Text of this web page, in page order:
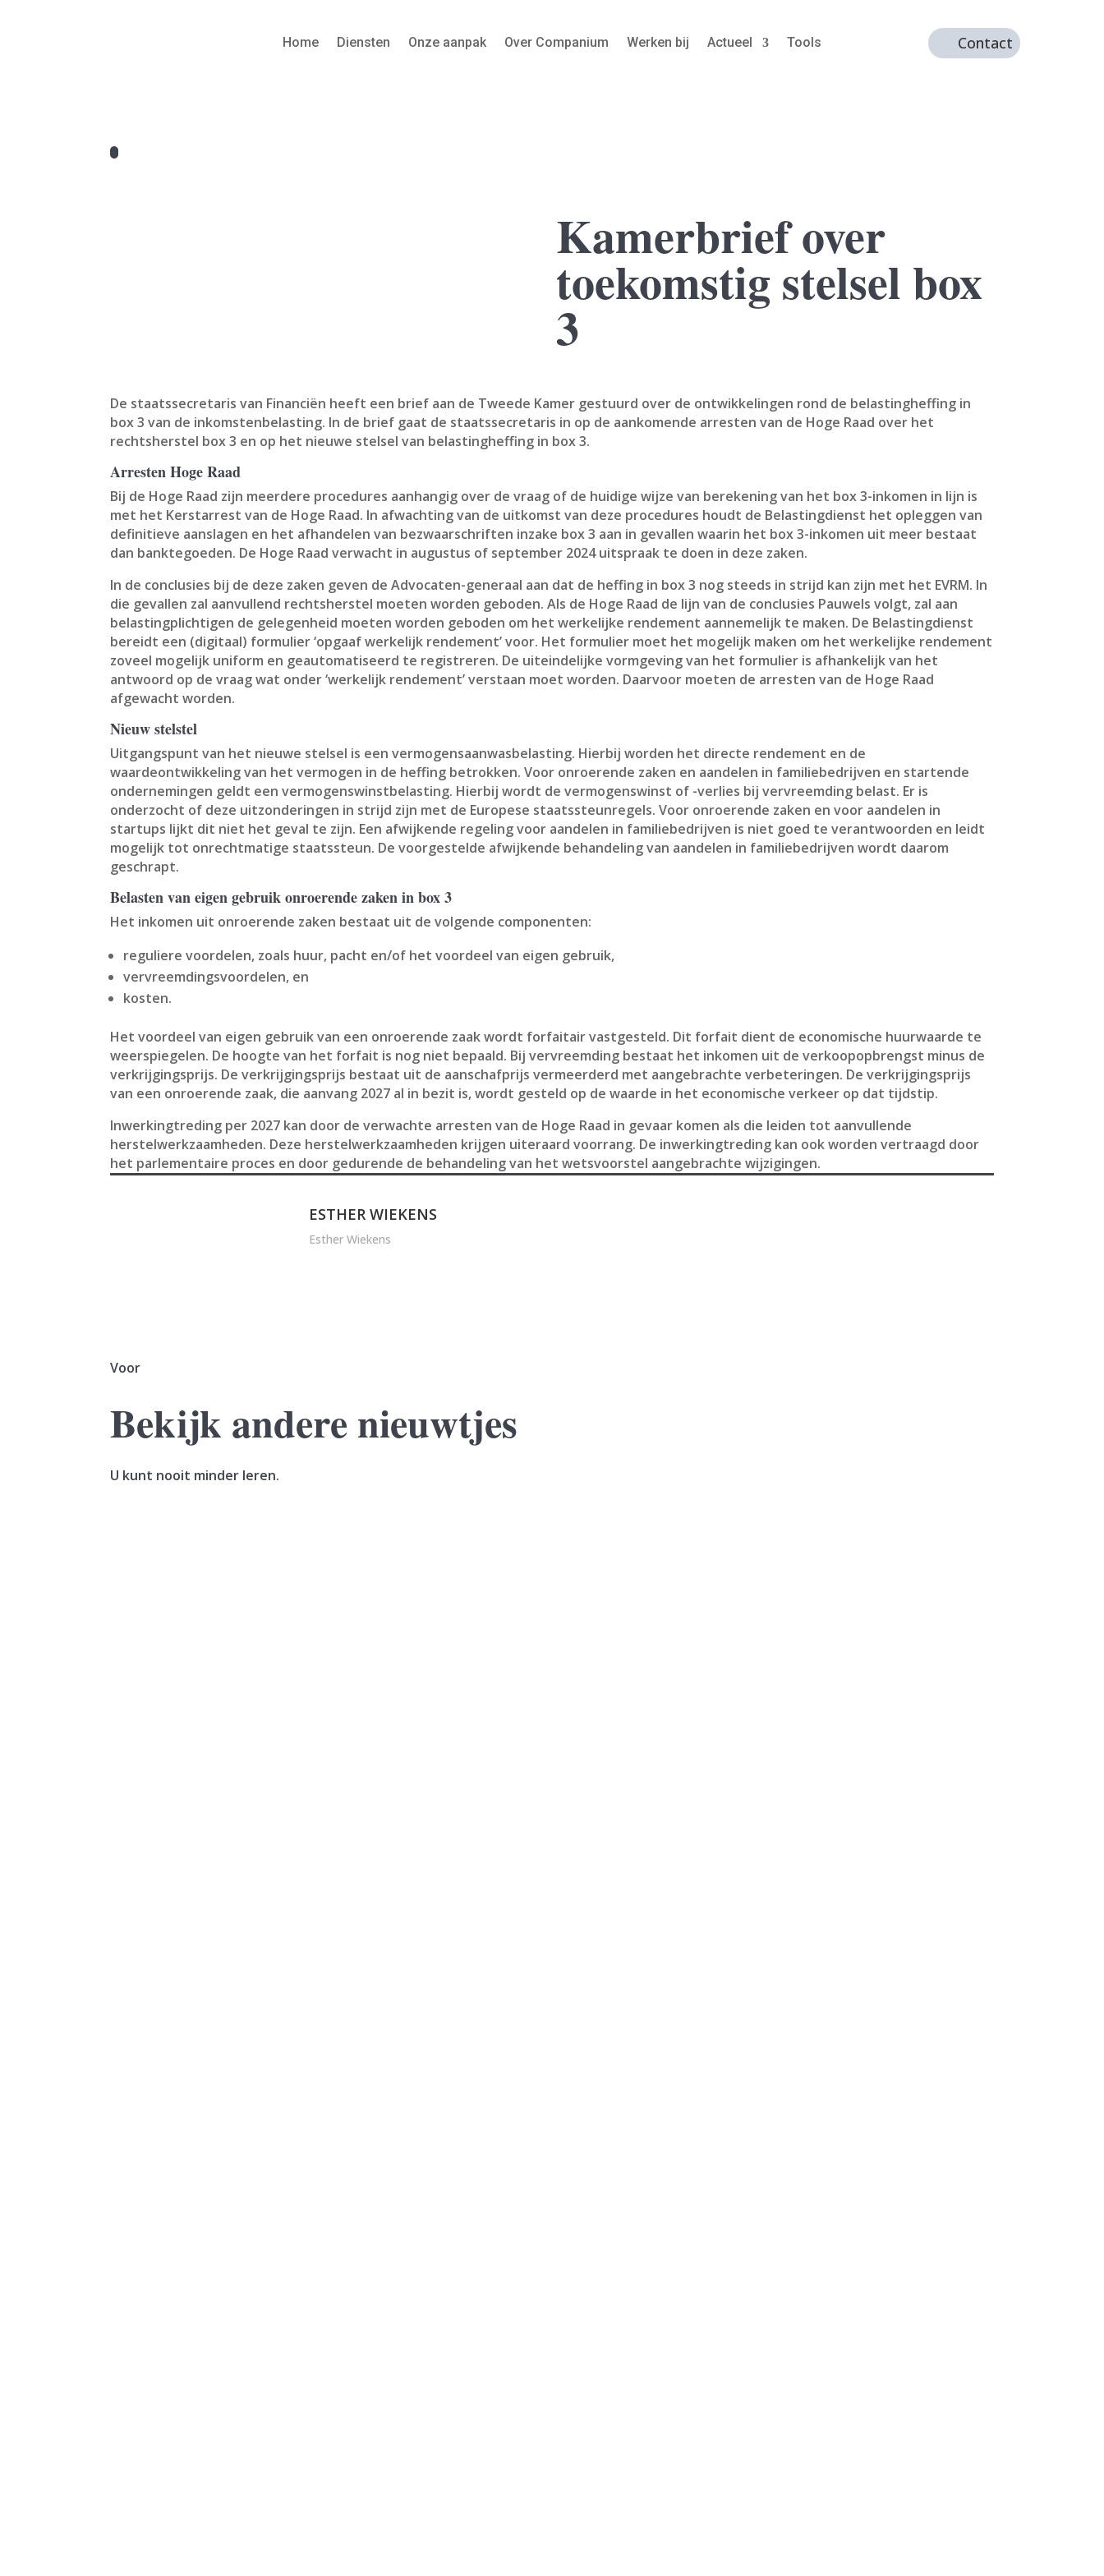
Home Diensten Onze aanpak Over Companium Werken bij Actueel Tools Contact
Kamerbrief over
toekomstig stelsel box
3
De staatssecretaris van Financiën heeft een brief aan de Tweede Kamer gestuurd over de ontwikkelingen rond de belastingheffing in
box 3 van de inkomstenbelasting. In de brief gaat de staatssecretaris in op de aankomende arresten van de Hoge Raad over het
rechtsherstel box 3 en op het nieuwe stelsel van belastingheffing in box 3.
Arresten Hoge Raad
Bij de Hoge Raad zijn meerdere procedures aanhangig over de vraag of de huidige wijze van berekening van het box 3-inkomen in lijn is
met het Kerstarrest van de Hoge Raad. In afwachting van de uitkomst van deze procedures houdt de Belastingdienst het opleggen van
definitieve aanslagen en het afhandelen van bezwaarschriften inzake box 3 aan in gevallen waarin het box 3-inkomen uit meer bestaat
dan banktegoeden. De Hoge Raad verwacht in augustus of september 2024 uitspraak te doen in deze zaken.
In de conclusies bij de deze zaken geven de Advocaten-generaal aan dat de heffing in box 3 nog steeds in strijd kan zijn met het EVRM. In
die gevallen zal aanvullend rechtsherstel moeten worden geboden. Als de Hoge Raad de lijn van de conclusies Pauwels volgt, zal aan
belastingplichtigen de gelegenheid moeten worden geboden om het werkelijke rendement aannemelijk te maken. De Belastingdienst
bereidt een (digitaal) formulier ‘opgaaf werkelijk rendement’ voor. Het formulier moet het mogelijk maken om het werkelijke rendement
zoveel mogelijk uniform en geautomatiseerd te registreren. De uiteindelijke vormgeving van het formulier is afhankelijk van het
antwoord op de vraag wat onder ‘werkelijk rendement’ verstaan moet worden. Daarvoor moeten de arresten van de Hoge Raad
afgewacht worden.
Nieuw stelstel
Uitgangspunt van het nieuwe stelsel is een vermogensaanwasbelasting. Hierbij worden het directe rendement en de
waardeontwikkeling van het vermogen in de heffing betrokken. Voor onroerende zaken en aandelen in familiebedrijven en startende
ondernemingen geldt een vermogenswinstbelasting. Hierbij wordt de vermogenswinst of -verlies bij vervreemding belast. Er is
onderzocht of deze uitzonderingen in strijd zijn met de Europese staatssteunregels. Voor onroerende zaken en voor aandelen in
startups lijkt dit niet het geval te zijn. Een afwijkende regeling voor aandelen in familiebedrijven is niet goed te verantwoorden en leidt
mogelijk tot onrechtmatige staatssteun. De voorgestelde afwijkende behandeling van aandelen in familiebedrijven wordt daarom
geschrapt.
Belasten van eigen gebruik onroerende zaken in box 3
Het inkomen uit onroerende zaken bestaat uit de volgende componenten:
reguliere voordelen, zoals huur, pacht en/of het voordeel van eigen gebruik,
vervreemdingsvoordelen, en
kosten.
Het voordeel van eigen gebruik van een onroerende zaak wordt forfaitair vastgesteld. Dit forfait dient de economische huurwaarde te
weerspiegelen. De hoogte van het forfait is nog niet bepaald. Bij vervreemding bestaat het inkomen uit de verkoopopbrengst minus de
verkrijgingsprijs. De verkrijgingsprijs bestaat uit de aanschafprijs vermeerderd met aangebrachte verbeteringen. De verkrijgingsprijs
van een onroerende zaak, die aanvang 2027 al in bezit is, wordt gesteld op de waarde in het economische verkeer op dat tijdstip.
Inwerkingtreding per 2027 kan door de verwachte arresten van de Hoge Raad in gevaar komen als die leiden tot aanvullende
herstelwerkzaamheden. Deze herstelwerkzaamheden krijgen uiteraard voorrang. De inwerkingtreding kan ook worden vertraagd door
het parlementaire proces en door gedurende de behandeling van het wetsvoorstel aangebrachte wijzigingen.
ESTHER WIEKENS
Esther Wiekens
Voor
Bekijk andere nieuwtjes
U kunt nooit minder leren.